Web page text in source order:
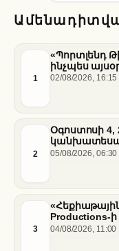
1
«Պորտլենդ
ինչպես
հանդիպումը
02/08/2026, 16:15
2
Օգոստոսի 4,
05/08/2026, 06:30
3
Productions-
04/08/2026, 11:00